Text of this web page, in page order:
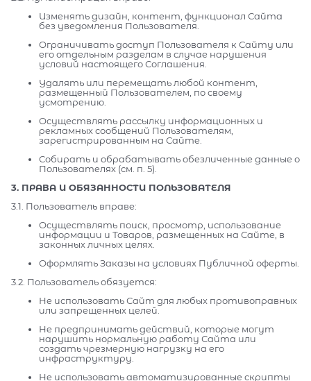
Изменять дизайн, контент, функционал Сайта
без уведомления Пользователя.
Ограничивать доступ Пользователя к Сайту или
его отдельным разделам в случае нарушения
условий настоящего Соглашения.
Удалять или перемещать любой контент,
размещенный Пользователем, по своему
усмотрению.
Осуществлять рассылку информационных и
рекламных сообщений Пользователям,
зарегистрированным на Сайте.
Собирать и обрабатывать обезличенные данные о
Пользователях (см. п. 5).
3. ПРАВА И ОБЯЗАННОСТИ ПОЛЬЗОВАТЕЛЯ
3.1. Пользователь вправе:
Осуществлять поиск, просмотр, использование
информации и Товаров, размещенных на Сайте, в
законных личных целях.
Оформлять Заказы на условиях Публичной оферты.
3.2. Пользователь обязуется:
Не использовать Сайт для любых противоправных
или запрещенных целей.
Не предпринимать действий, которые могут
нарушить нормальную работу Сайта или
создать чрезмерную нагрузку на его
инфраструктуру.
Не использовать автоматизированные скрипты